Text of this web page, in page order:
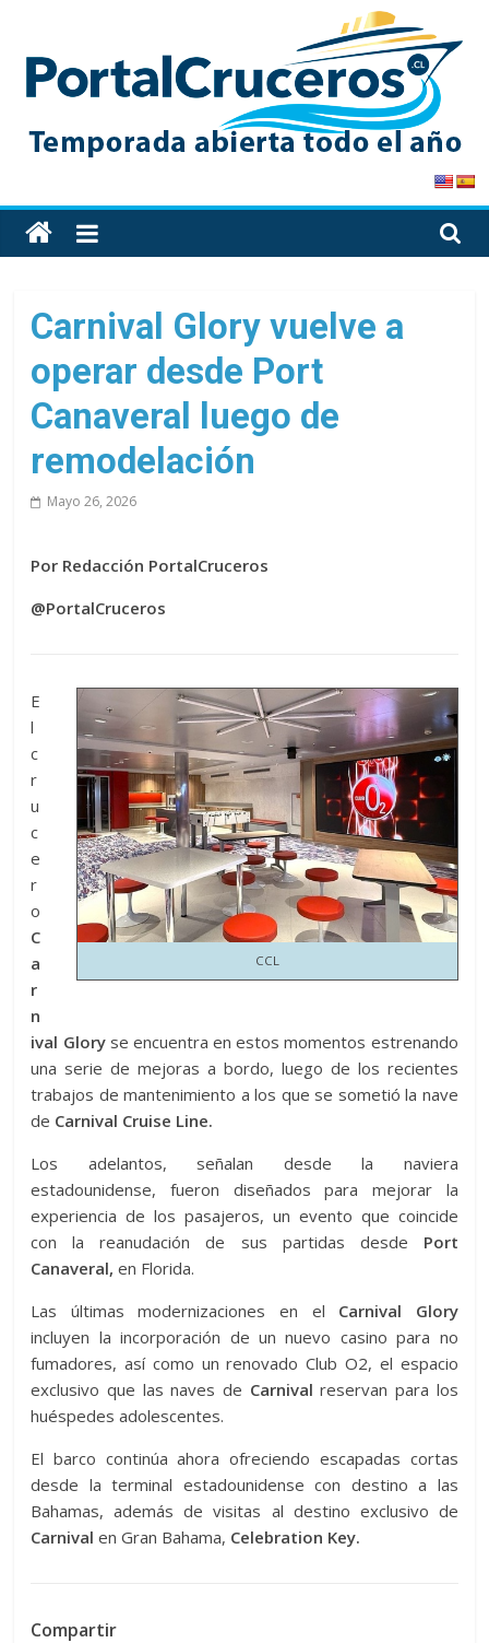
content
PortalCruceros
Toda
la
de
cruceros
en
solo
Carnival Glory vuelve a
operar desde Port
Canaveral luego de
remodelación
Mayo 26, 2026
Por Redacción PortalCruceros
@PortalCruceros
CCL
E
l
c
r
u
c
e
r
o
C
a
r
n
ival Gloryse encuentra en estos momentos estrenando
una serie de mejoras a bordo, luego de los recientes
trabajos de mantenimiento a los que se sometió la nave
de Carnival Cruise Line.
Los adelantos, señalan desde la naviera
estadounidense, fueron diseñados para mejorar la
experiencia de los pasajeros, un evento que coincide
con la reanudación de sus partidas desde Port
Canaveral, en Florida.
Las últimas modernizaciones en el Carnival Glory
incluyen la incorporación de un nuevo casino para no
fumadores, así como un renovado Club O2, el espacio
exclusivo que las naves de Carnival reservan para los
huéspedes adolescentes.
El barco continúa ahora ofreciendo escapadas cortas
desde la terminal estadounidense con destino a las
Bahamas, además de visitas al destino exclusivo de
Carnival en Gran Bahama, Celebration Key.
Compartir